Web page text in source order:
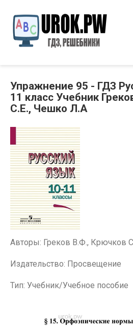
Упражнение 95 - ГДЗ
11 класс Учебник
С.Е., Чешко Л.А
Авторы: Греков В.Ф., Крючков
Издательство: Просвещение
Тип: Учебник/Учебное пособие